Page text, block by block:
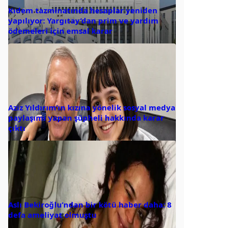
Kıdem tazminatında hesaplar yeniden
yapılıyor: Yargıtay’dan prim ve yardım
ödemeleri için emsal karar
Aziz Yıldırım’ın kızına yönelik sosyal medya
paylaşımı yapan şüpheli hakkında karar
çıktı
Aslı Bekiroğlu’ndan bir kötü haber daha: 8
defa ameliyat olmuştu